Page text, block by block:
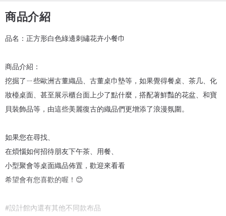
商品介紹
品名：正方形白色綠邊刺繡花卉小餐巾
商品介紹：
挖掘了ㄧ些歐洲古董織品、古董桌巾墊等，如果覺得餐桌、茶几、化
妝檯桌面、甚至展示櫃台面上少了點什麼，搭配著鮮豔的花盆、和寶
貝裝飾品等，由這些美麗復古的織品們更增添了浪漫氛圍。
如果您在尋找、
在煩惱如何招待朋友下午茶、用餐、
小型聚會等桌面織品佈置，歡迎來看看
希望會有您喜歡的喔！😊
#設計館內還有其他不同款布品